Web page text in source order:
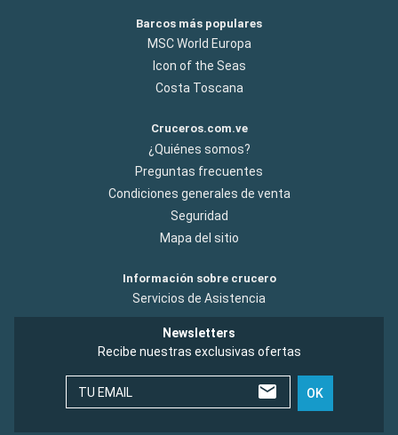
Barcos más populares
MSC World Europa
Icon of the Seas
Costa Toscana
Cruceros.com.ve
¿Quiénes somos?
Preguntas frecuentes
Condiciones generales de venta
Seguridad
Mapa del sitio
Información sobre crucero
Servicios de Asistencia
Newsletters
Recibe nuestras exclusivas ofertas
TU EMAIL OK